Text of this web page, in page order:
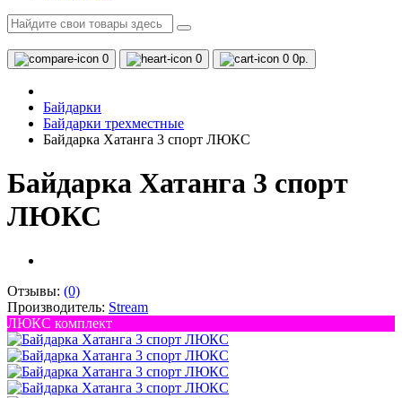
0 0 0 0р.
Байдарки
Байдарки трехместные
Байдарка Хатанга 3 спорт ЛЮКС
Байдарка Хатанга 3 спорт
ЛЮКС
Отзывы: (0)
Производитель: Stream
ЛЮКС комплект